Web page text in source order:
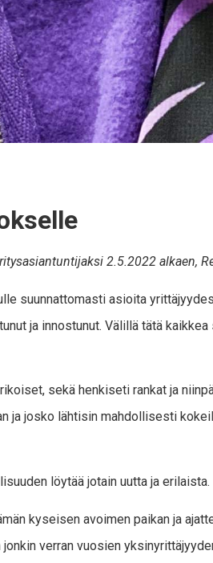
2.5.2022 alkaen,
suunnattomasti asioita
ja innostunut. Välillä tätä
sekä henkiseti rankat ja
ja josko lähtisin mahdollisesti
löytää jotain uutta ja erilaista.
kyseisen avoimen paikan ja
verran vuosien